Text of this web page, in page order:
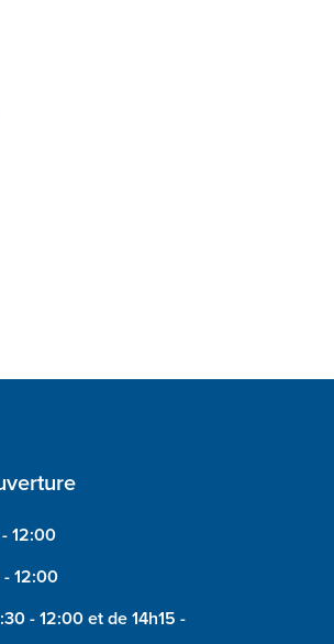
12:00
12:00
- 12:00 et de 14h15 -